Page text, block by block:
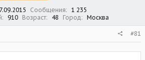
Сообщения
1 235
910 Возраст 48 Город Москва
#81